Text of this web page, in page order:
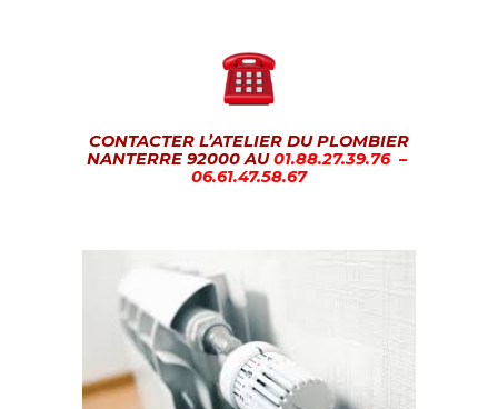
CONTACTER L’ATELIER DU PLOMBIER
NANTERRE 92000 AU01.88.27.39.76 –
06.61.47.58.67